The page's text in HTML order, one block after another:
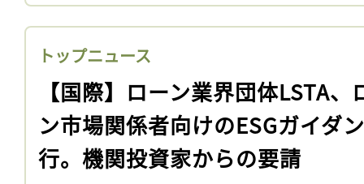
トップニュース
【国際】ローン業界団体LSTA、
ン市場関係者向けのESGガイダ
行。機関投資家からの要請